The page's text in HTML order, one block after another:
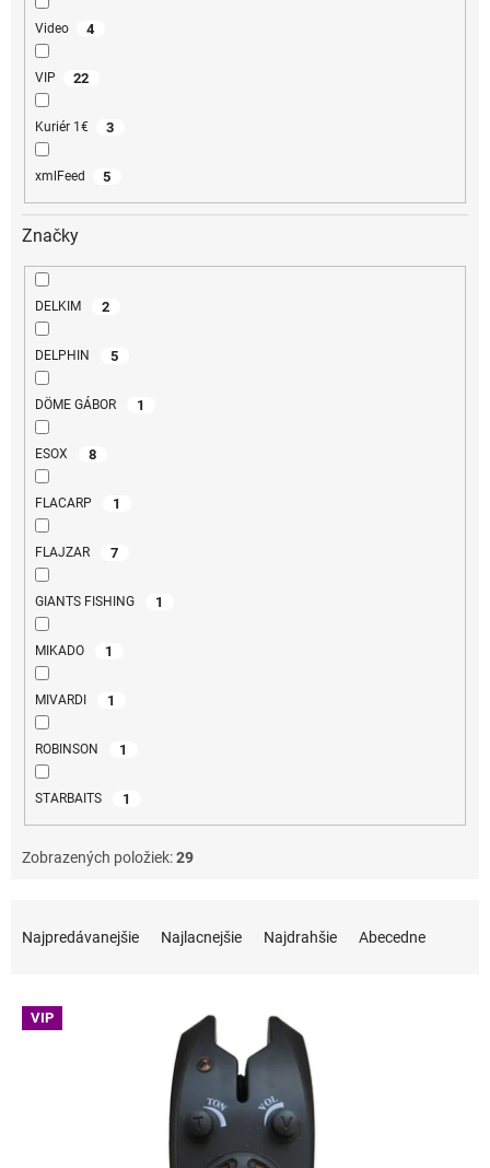
Video 4
VIP 22
Kuriér 1€ 3
xmlFeed 5
Značky
DELKIM 2
DELPHIN 5
DÖME GÁBOR 1
ESOX 8
FLACARP 1
FLAJZAR 7
GIANTS FISHING 1
MIKADO 1
MIVARDI 1
ROBINSON 1
STARBAITS 1
Zobrazených položiek:29
Najpredávanejšie Najlacnejšie Najdrahšie Abecedne
Výpis produktov
VIP